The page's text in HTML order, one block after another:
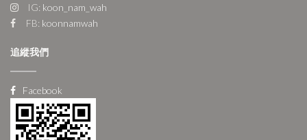
IG: koon_nam_wah
FB: koonnamwah
追縱我們
Facebook